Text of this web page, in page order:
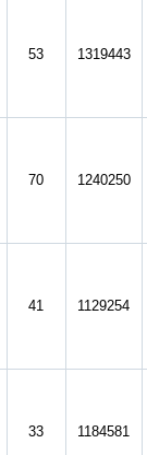
53 1319443
70 1240250
41 1129254
33 1184581